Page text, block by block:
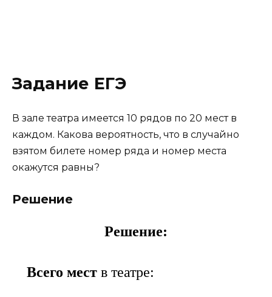
Задание ЕГЭ
В зале театра имеется 10 рядов по 20 мест в
каждом. Какова вероятность, что в случайно
взятом билете номер ряда и номер места
окажутся равны?
Решение
Решение:
Всего мест в театре: